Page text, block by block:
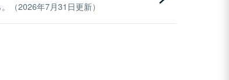
（2026年7月31日更新）